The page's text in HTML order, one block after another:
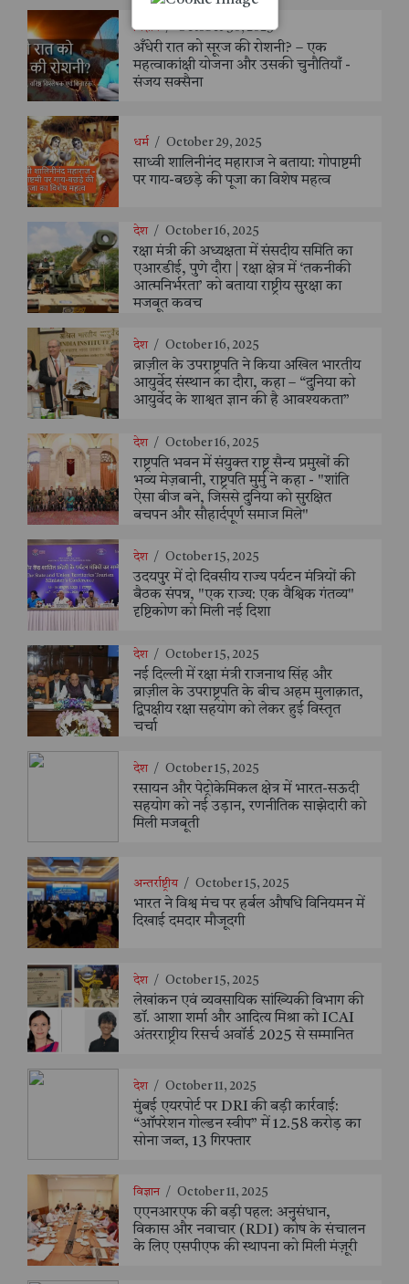
विज्ञान / October 30, 2025
अँधेरी रात को सूरज की रोशनी? – एक
महत्वाकांक्षी योजना और उसकी चुनौतियाँ -
संजय सक्सैना
धर्म / October 29, 2025
साध्वी शालिनीनंद महाराज ने बताया: गोपाष्टमी
पर गाय-बछड़े की पूजा का विशेष महत्व
देश / October 16, 2025
रक्षा मंत्री की अध्यक्षता में संसदीय समिति का
एआरडीई, पुणे दौरा | रक्षा क्षेत्र में ‘तकनीकी
आत्मनिर्भरता’ को बताया राष्ट्रीय सुरक्षा का
मजबूत कवच
देश / October 16, 2025
ब्राज़ील के उपराष्ट्रपति ने किया अखिल भारतीय
आयुर्वेद संस्थान का दौरा, कहा – “दुनिया को
आयुर्वेद के शाश्वत ज्ञान की है आवश्यकता”
देश / October 16, 2025
राष्ट्रपति भवन में संयुक्त राष्ट्र सैन्य प्रमुखों की
भव्य मेज़बानी, राष्ट्रपति मुर्मु ने कहा - "शांति
ऐसा बीज बने, जिससे दुनिया को सुरक्षित
बचपन और सौहार्दपूर्ण समाज मिले"
देश / October 15, 2025
उदयपुर में दो दिवसीय राज्य पर्यटन मंत्रियों की
बैठक संपन्न, "एक राज्य: एक वैश्विक गंतव्य"
दृष्टिकोण को मिली नई दिशा
देश / October 15, 2025
नई दिल्ली में रक्षा मंत्री राजनाथ सिंह और
ब्राज़ील के उपराष्ट्रपति के बीच अहम मुलाक़ात,
द्विपक्षीय रक्षा सहयोग को लेकर हुई विस्तृत
चर्चा
देश / October 15, 2025
रसायन और पेट्रोकेमिकल क्षेत्र में भारत-सऊदी
सहयोग को नई उड़ान, रणनीतिक साझेदारी को
मिली मजबूती
अन्तर्राष्ट्रीय / October 15, 2025
भारत ने विश्व मंच पर हर्बल औषधि विनियमन में
दिखाई दमदार मौजूदगी
देश / October 15, 2025
लेखांकन एवं व्यवसायिक सांख्यिकी विभाग की
डॉ. आशा शर्मा और आदित्य मिश्रा को ICAI
अंतरराष्ट्रीय रिसर्च अवॉर्ड 2025 से सम्मानित
देश / October 11, 2025
मुंबई एयरपोर्ट पर DRI की बड़ी कार्रवाई:
“ऑपरेशन गोल्डन स्वीप” में 12.58 करोड़ का
सोना जब्त, 13 गिरफ्तार
विज्ञान / October 11, 2025
एएनआरएफ की बड़ी पहल: अनुसंधान,
विकास और नवाचार (RDI) कोष के संचालन
के लिए एसपीएफ की स्थापना को मिली मंज़ूरी